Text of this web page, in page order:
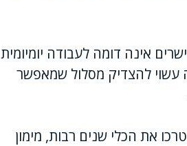
אינה דומה לעבודה יומיומית
עשוי להצדיק מסלול שמאפשר
את הכלי שנים רבות, מימון